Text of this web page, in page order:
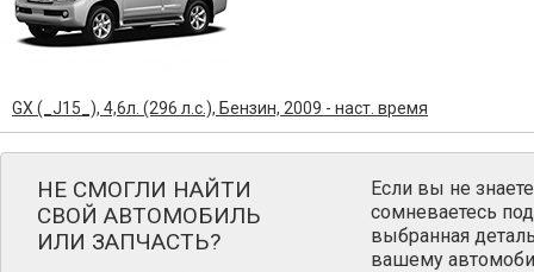
GX (_J15_), 4,6л. (296 л.с.), Бензин, 2009 - наст. время
НЕ СМОГЛИ НАЙТИ
СВОЙ АВТОМОБИЛЬ
ИЛИ ЗАПЧАСТЬ?
Если вы не
сомневаетесь
выбранная
вашему